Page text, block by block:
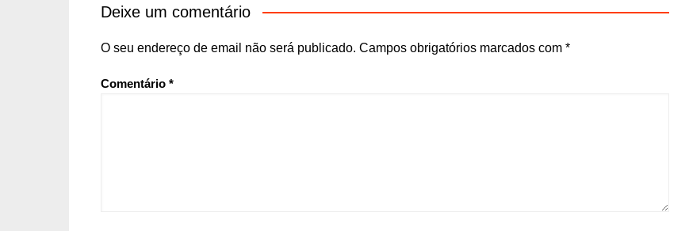
Deixe um comentário
O seu endereço de email não será publicado. Campos obrigatórios marcados com *
Comentário *